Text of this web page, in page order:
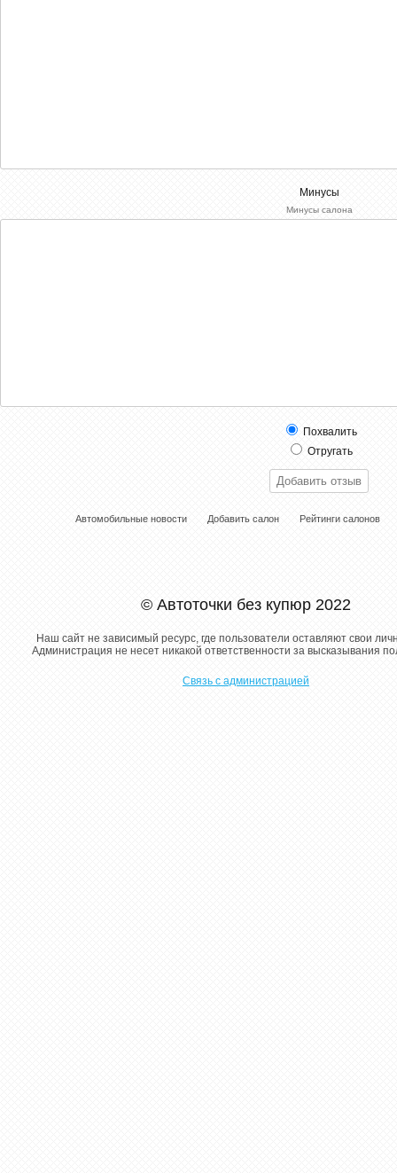
Минусы
Минусы салона
Похвалить
Отругать
Автомобильные новости Добавить салон Рейтинги салонов
© Автоточки без купюр 2022
Наш сайт не зависимый ресурс, где пользователи оставляют свои
Администрация не несет никакой ответственности за высказывания
Связь с администрацией